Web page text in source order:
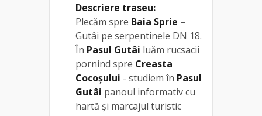
Descriere traseu:
Plecăm spre Baia Sprie –
Gutâi pe serpentinele DN 18.
În Pasul Gutâi luăm rucsacii
pornind spre Creasta
Cocoşului - studiem în Pasul
Gutâi panoul informativ cu
hartă şi marcajul turistic